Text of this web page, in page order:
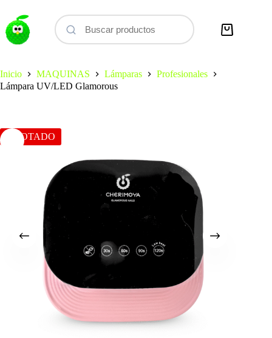
contenido
Carro
Inicio
MAQUINAS Lámparas
Profesionales
Lámpara UV/LED Glamorous
AGOTADO